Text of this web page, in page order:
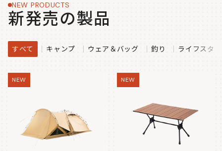
NEW PRODUCTS
新発売の製品
すべて キャンプ ウェア＆バッグ 釣り ライフスタ
NEW NEW